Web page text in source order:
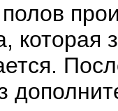
которая